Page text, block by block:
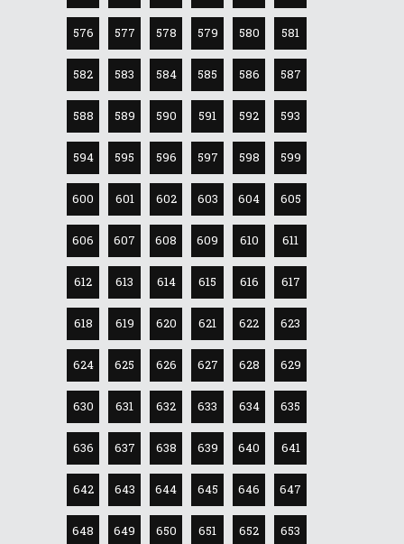
576 577 578 579 580 581
582 583 584 585 586 587
588 589 590 591 592 593
594 595 596 597 598 599
600 601 602 603 604 605
606 607 608 609 610 611
612 613 614 615 616 617
618 619 620 621 622 623
624 625 626 627 628 629
630 631 632 633 634 635
636 637 638 639 640 641
642 643 644 645 646 647
648 649 650 651 652 653